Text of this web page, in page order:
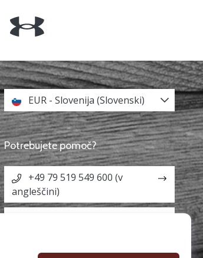
EUR - Slovenija (Slovenski)
Potrebujete pomoč?
+49 79 519 549 600 (v
angleščini)